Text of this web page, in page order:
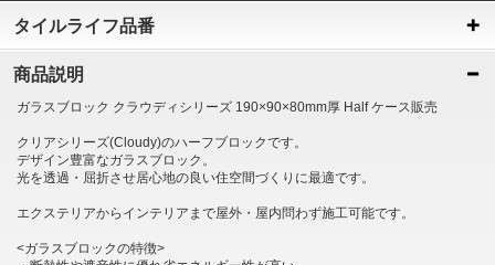
タイルライフ品番
商品説明
ガラスブロック クラウディシリーズ 190×90×80mm厚 Half ケース販売
クリアシリーズ(Cloudy)のハーフブロックです。
デザイン豊富なガラスブロック。
光を透過・屈折させ居心地の良い住空間づくりに最適です。
エクステリアからインテリアまで屋外・屋内問わず施工可能です。
<ガラスブロックの特徴>